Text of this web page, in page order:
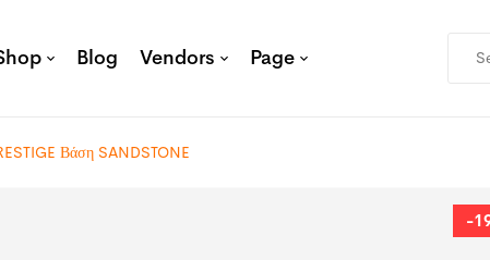
Blog Vendors Page
Βάση SANDSTONE
-